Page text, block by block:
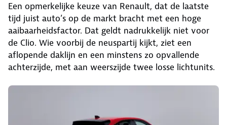
Een opmerkelijke keuze van Renault, dat de laatste
tijd juist auto’s op de markt bracht met een hoge
aaibaarheidsfactor. Dat geldt nadrukkelijk niet voor
de Clio. Wie voorbij de neuspartij kijkt, ziet een
aflopende daklijn en een minstens zo opvallende
achterzijde, met aan weerszijde twee losse lichtunits.